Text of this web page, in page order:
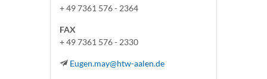
+ 49 7361 576 - 2364
FAX
+ 49 7361 576 - 2330
Eugen.may@htw-aalen.de